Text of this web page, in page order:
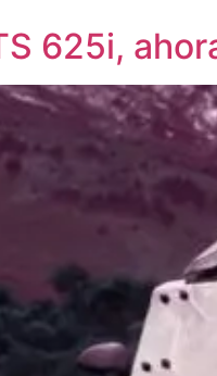
625i,